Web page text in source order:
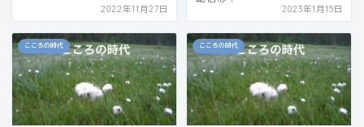
2022年11月27日 2023年1月15日
こころの時代 こころの時代